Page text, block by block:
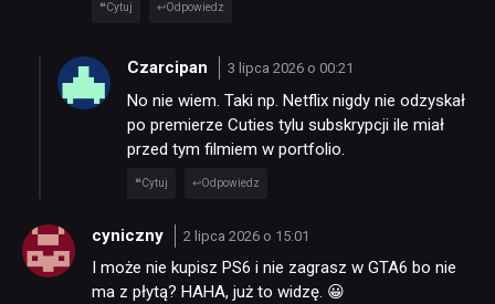
Cytuj Odpowiedz
Czarcipan 3 lipca 2026 o 00:21
No nie wiem. Taki np. Netflix nigdy nie odzyskał
po premierze Cuties tylu subskrypcji ile miał
przed tym filmiem w portfolio.
Cytuj Odpowiedz
cyniczny 2 lipca 2026 o 15:01
I może nie kupisz PS6 i nie zagrasz w GTA6 bo nie
ma z płytą? HAHA, już to widzę. 😀